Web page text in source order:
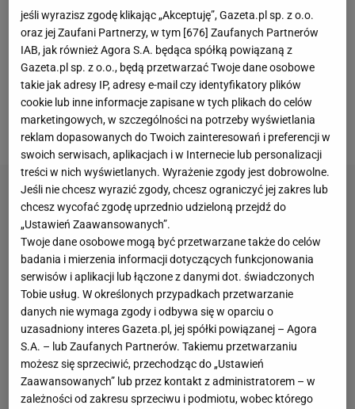
naprawdę imponujące statystyki Polaka, który już
raz wywalczył koronę króla strzelców, a w obecnych
rozgrywkach jest faworytem do ponownego triumfu.
W LaLiga gra jednak jeden napastnik, który bije
Lewandowskiego na głowę w statystyce
wykreowanych szans.
jeśli wyrazisz zgodę klikając „Akceptuję”, Gazeta.pl sp. z o.o.
oraz jej Zaufani Partnerzy, w tym [676] Zaufanych Partnerów
IAB, jak również Agora S.A. będąca spółką powiązaną z
Gazeta.pl sp. z o.o., będą przetwarzać Twoje dane osobowe
takie jak adresy IP, adresy e-mail czy identyfikatory plików
cookie lub inne informacje zapisane w tych plikach do celów
marketingowych, w szczególności na potrzeby wyświetlania
reklam dopasowanych do Twoich zainteresowań i preferencji w
swoich serwisach, aplikacjach i w Internecie lub personalizacji
treści w nich wyświetlanych. Wyrażenie zgody jest dobrowolne.
Jeśli nie chcesz wyrazić zgody, chcesz ograniczyć jej zakres lub
chcesz wycofać zgodę uprzednio udzieloną przejdź do
„Ustawień Zaawansowanych”.
Twoje dane osobowe mogą być przetwarzane także do celów
badania i mierzenia informacji dotyczących funkcjonowania
serwisów i aplikacji lub łączone z danymi dot. świadczonych
Tobie usług. W określonych przypadkach przetwarzanie
danych nie wymaga zgody i odbywa się w oparciu o
uzasadniony interes Gazeta.pl, jej spółki powiązanej – Agora
S.A. – lub Zaufanych Partnerów. Takiemu przetwarzaniu
możesz się sprzeciwić, przechodząc do „Ustawień
Zaawansowanych” lub przez kontakt z administratorem – w
zależności od zakresu sprzeciwu i podmiotu, wobec którego